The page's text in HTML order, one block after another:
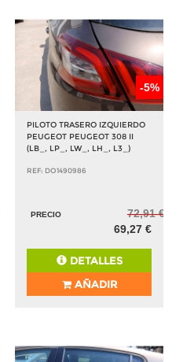
-5%
PILOTO TRASERO IZQUIERDO
PEUGEOT PEUGEOT 308 II
(LB_, LP_, LW_, LH_, L3_)
REF: DO1490986
PRECIO
72,91 €
69,27 €
DETALLES
AÑADIR